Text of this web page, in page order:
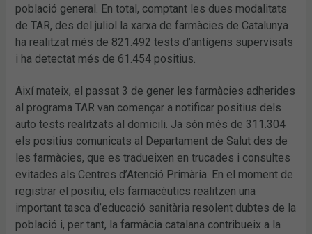
població general. En total, comptant les dues modalitats
de TAR, des del juliol la xarxa de farmàcies de Catalunya
ha realitzat més de 821.492 tests d’antígens supervisats
i ha detectat més de 61.454 positius.
Així mateix, el passat 3 de gener les farmàcies adherides
al programa TAR van començar a notificar positius dels
auto tests realitzats al domicili. Ja són més de 311.304
els positius comunicats al Departament de Salut des de
les farmàcies, que es tradueixen en trucades i consultes
evitades als Centres d’Atenció Primària. En el moment de
registrar el positiu, els farmacèutics realitzen una
important tasca d’educació sanitària resolent dubtes de la
població i, per tant, la farmàcia catalana contribueix a la